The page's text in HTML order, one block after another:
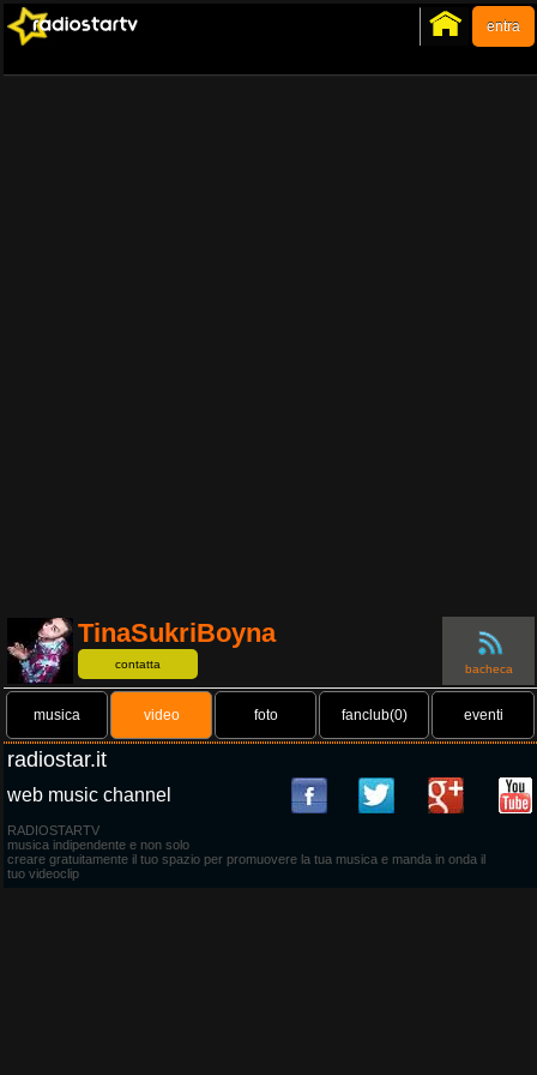
entra
TinaSukriBoyna
contatta bacheca
musica video foto fanclub(0) eventi
radiostar.it
web music channel
RADIOSTARTV
musica indipendente e non solo
creare gratuitamente il tuo spazio per promuovere la tua musica e manda in onda il
tuo videoclip